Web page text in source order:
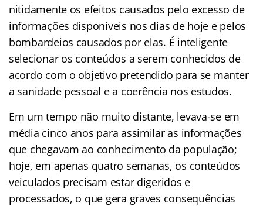
nitidamente os efeitos causados pelo excesso de
informações disponíveis nos dias de hoje e pelos
bombardeios causados por elas. É inteligente
selecionar os conteúdos a serem conhecidos de
acordo com o objetivo pretendido para se manter
a sanidade pessoal e a coerência nos estudos.
Em um tempo não muito distante, levava-se em
média cinco anos para assimilar as informações
que chegavam ao conhecimento da população;
hoje, em apenas quatro semanas, os conteúdos
veiculados precisam estar digeridos e
processados, o que gera graves consequências